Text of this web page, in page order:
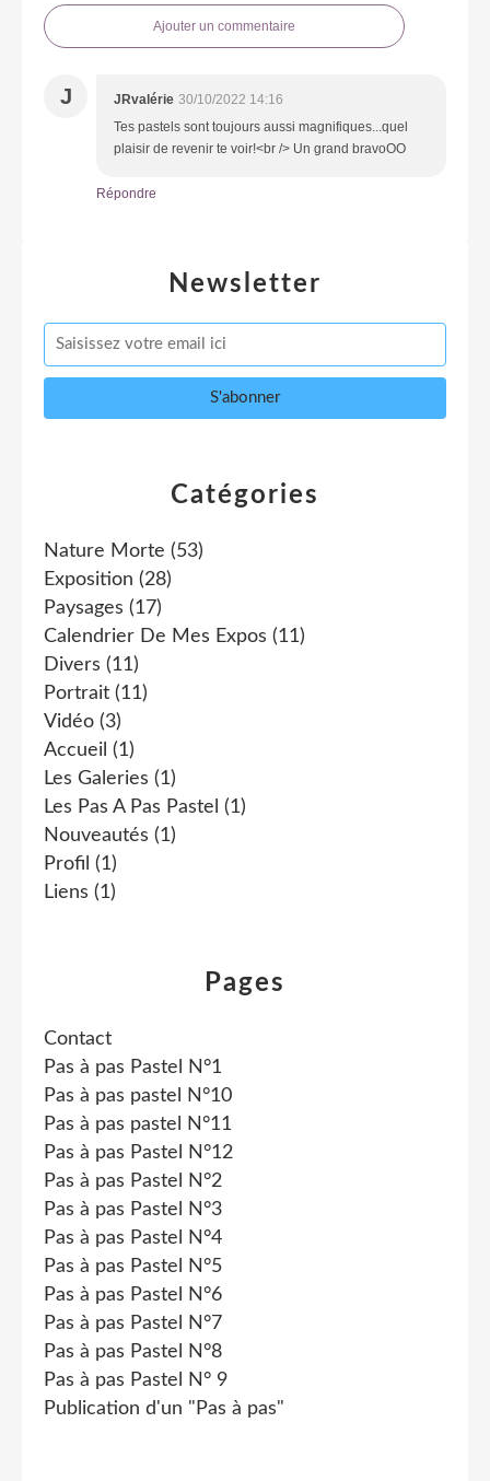
Ajouter un commentaire
J JRvalérie 30/10/2022 14:16
Tes pastels sont toujours aussi magnifiques...quel
plaisir de revenir te voir!<br /> Un grand bravoOO
Répondre
Newsletter
Catégories
Nature Morte (53)
Exposition (28)
Paysages (17)
Calendrier De Mes Expos (11)
Divers (11)
Portrait (11)
Vidéo (3)
Accueil (1)
Les Galeries (1)
Les Pas A Pas Pastel (1)
Nouveautés (1)
Profil (1)
Liens (1)
Pages
Contact
Pas à pas Pastel N°1
Pas à pas pastel N°10
Pas à pas pastel N°11
Pas à pas Pastel N°12
Pas à pas Pastel N°2
Pas à pas Pastel N°3
Pas à pas Pastel N°4
Pas à pas Pastel N°5
Pas à pas Pastel N°6
Pas à pas Pastel N°7
Pas à pas Pastel N°8
Pas à pas Pastel N° 9
Publication d'un "Pas à pas"